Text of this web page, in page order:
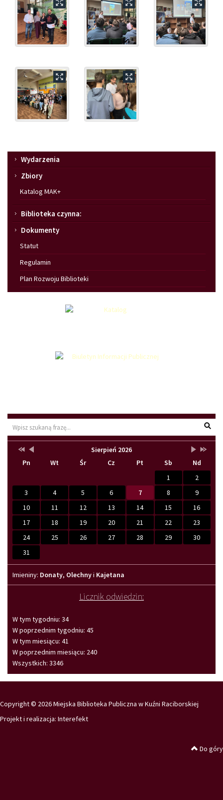
Menu
Wydarzenia
Zbiory
Katalog MAK+
Biblioteka czynna:
Dokumenty
Statut
Regulamin
Plan Rozwoju Biblioteki
Kalendarz Lista
wydarzeń
Sierpień 2026Brak
PrzestawPrzestaw
na
Przestaw
na
Wrzesień
2026
na
Sierpień
2027
Pn Wt Śr Cz Pt Sb
Nd
1
2
3
4 5 6 7 8
9
10
11 12 13 14 15
16
17
18 19 20 21 22
23
24
25 26 27 28 29
30
31
Imieniny
Imieniny: Donaty, Olechnyi Kajetana
Licznik odwiedzin:
W tym tygodniu: 34
W poprzednim tygodniu: 45
W tym miesiącu: 41
W poprzednim miesiącu: 240
Wszystkich: 3346
Copyright © 2026 Miejska Biblioteka Publiczna w Kuźni Raciborskiej
Projekt i realizacja: Interefekt
Do góry